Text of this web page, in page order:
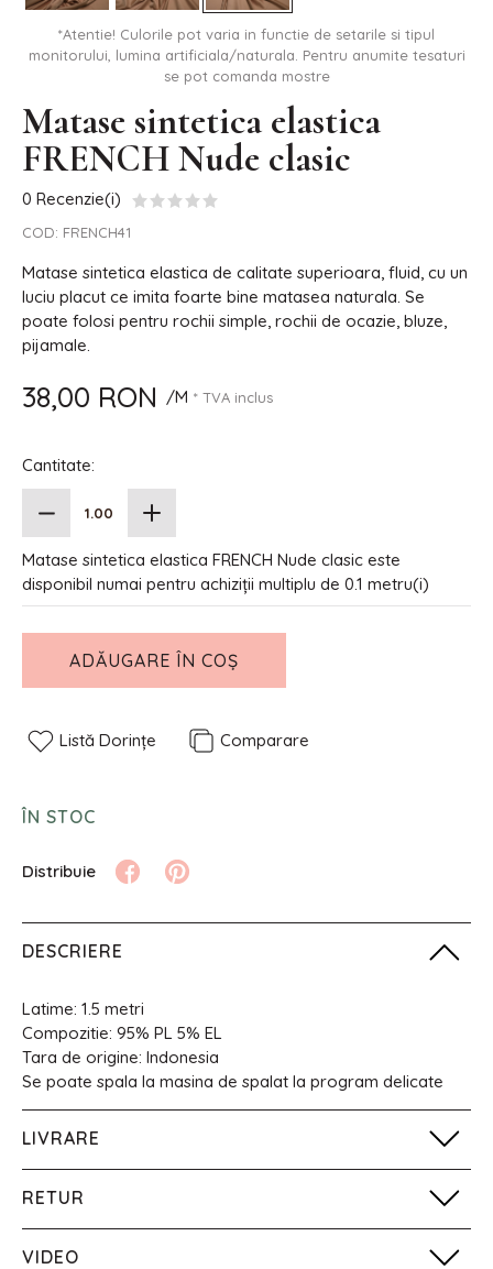
*Atentie! Culorile pot varia in functie de setarile si tipul
monitorului, lumina artificiala/naturala. Pentru anumite tesaturi
se pot comanda mostre
Matase sintetica elastica
FRENCH Nude clasic
0 Recenzie(i)
COD: FRENCH41
Matase sintetica elastica de calitate superioara, fluid, cu un
luciu placut ce imita foarte bine matasea naturala. Se
poate folosi pentru rochii simple, rochii de ocazie, bluze,
pijamale.
38,00 RON /M * TVA inclus
Cantitate:
Matase sintetica elastica FRENCH Nude clasic este
disponibil numai pentru achiziții multiplu de 0.1 metru(i)
ADĂUGARE ÎN COȘ
Listă Dorințe Comparare
ÎN STOC
DESCRIERE
Latime: 1.5 metri
Compozitie: 95% PL 5% EL
Tara de origine: Indonesia
Se poate spala la masina de spalat la program delicate
LIVRARE
RETUR
VIDEO